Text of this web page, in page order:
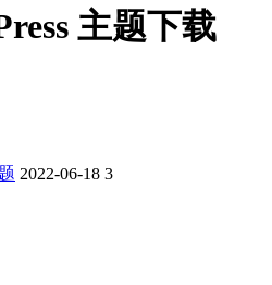
主题下载
2022-06-18 3